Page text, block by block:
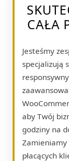
CAŁA
Jesteśmy
specjalizują
aby Twój
godziny na
Zamieniamy
płacących